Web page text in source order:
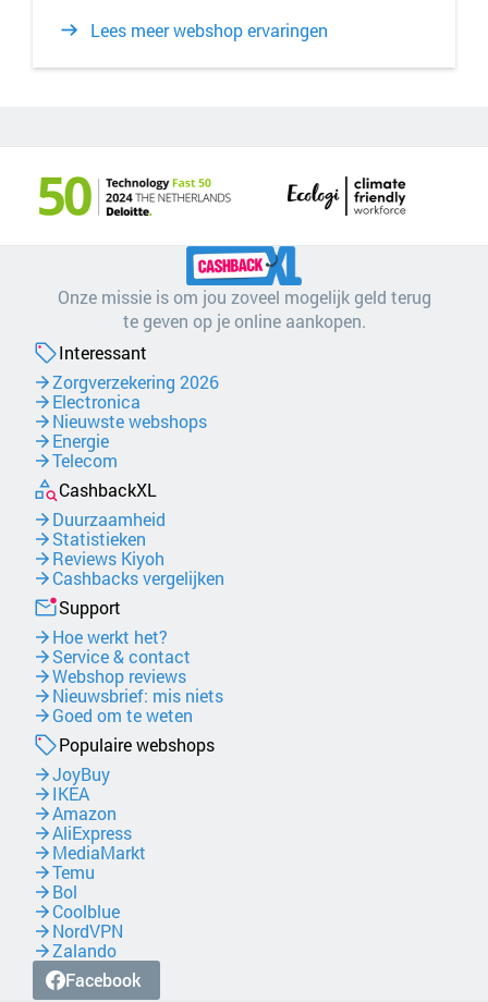
Lees meer webshop ervaringen
Onze missie is om jou zoveel mogelijk geld terug
te geven op je online aankopen.
Interessant
Zorgverzekering 2026
Electronica
Nieuwste webshops
Energie
Telecom
CashbackXL
Duurzaamheid
Statistieken
Reviews Kiyoh
Cashbacks vergelijken
Support
Hoe werkt het?
Service & contact
Webshop reviews
Nieuwsbrief: mis niets
Goed om te weten
Populaire webshops
JoyBuy
IKEA
Amazon
AliExpress
MediaMarkt
Temu
Bol
Coolblue
NordVPN
Zalando
Facebook